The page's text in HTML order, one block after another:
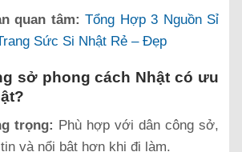
quan tâm: Tổng Hợp 3 Nguồn Sỉ
Sức Si Nhật Rẻ – Đẹp
sở phong cách Nhật có ưu
trọng: Phù hợp với dân công sở,
và nổi bật hơn khi đi làm.